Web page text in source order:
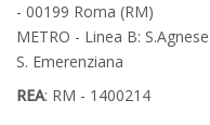
- 00199 Roma (RM)
METRO - Linea B:
S. Emerenziana
REA: RM - 1400214